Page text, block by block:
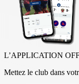
L’APPLICATION
Mettez le club dans